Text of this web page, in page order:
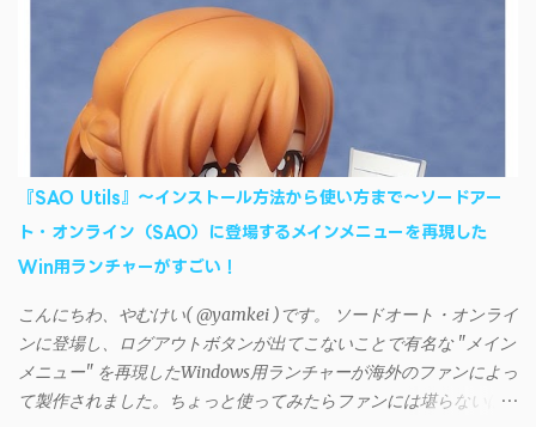
ドパーティー製のアプリを PC と Androidデバイス それぞれにイン
ストールすれば、Wi-Fiや USB接続 を通じて同期できるようにな
る。私も 2012年頃にAndroidウォークマン を使い始めた頃から便
利に活用させてもらっていたのだが、2023年現在はiSyncrを使っ
て同期ができないという声を多数見かけるようになった。 具体
的には、PC側のiSyncrアプリで設定したパスワードをAndroidアプ
リに入力しようとすると、入力したパスワードが保存されず、い
つまでたっても再度入力を促されるというもの。 この不具合を
回避するには、次の手順が有効だ。 Androidデバイスの言語を英語
に設定する （念のため）再起動する iSyncrでパスワードを入力す
すれば完了 一度この手順を施せば、言語設定は日本語に戻して
もOKだ。これでWi-Fiを使った同期機能が使えるようになる。USB
接続による同期については、アプリに根本的な不具合が発生して
おり、現時点で使えないようだ。諦めよう。 今回の不具合につ
『SAO Utils』～インストール方法から使い方まで～ソードアー
ト・オンライン（SAO）に登場するメインメニューを再現した
Win用ランチャーがすごい！
こんにちわ、やむけい( @yamkei )です。 ソードオート・オンライ
ンに登場し、ログアウトボタンが出てこないことで有名な "メイン
メニュー" を再現したWindows用ランチャーが海外のファンによっ
て製作されました。ちょっと使ってみたらファンには堪らないほ